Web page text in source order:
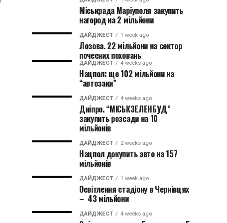
Міськрада Маріуполя закупить
нагород на 2 мільйони
ДАЙДЖЕСТ 1 week ago
Лозова. 22 мільйони на сектор
почесних поховань
ДАЙДЖЕСТ 4 weeks ago
Нацпол: ще 102 мільйони на
“автозаки”
ДАЙДЖЕСТ 4 weeks ago
Дніпро. “МІСЬКЗЕЛЕНБУД”
закупить розсади на 10
мільйонів
ДАЙДЖЕСТ 2 weeks ago
Нацпол докупить авто на 157
мільйонів
ДАЙДЖЕСТ 1 week ago
Освітлення стадіону в Чернівцях
– 43 мільйони
ДАЙДЖЕСТ 4 weeks ago